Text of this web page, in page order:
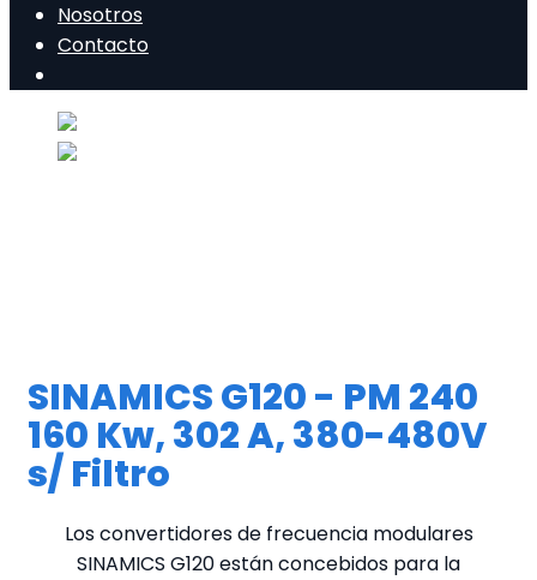
Nosotros
Contacto
SINAMICS G120 - PM 240
160 Kw, 302 A, 380-480V
s/ Filtro
Los convertidores de frecuencia modulares
SINAMICS G120 están concebidos para la